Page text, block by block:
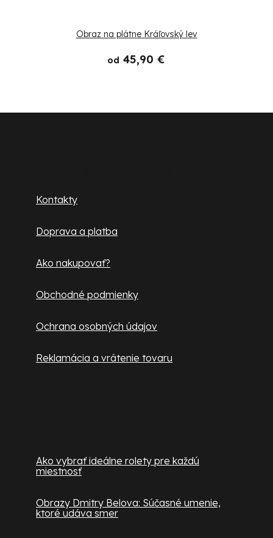
Obraz na plátne Kráľovský lev
od 45,90 €
Kontakty
Doprava a platba
Ako nakupovať?
Obchodné podmienky
Ochrana osobných údajov
Reklamácia a vrátenie tovaru
Ako vybrať ideálne rolety pre každú
miestnosť
Obrazy Dmitry Belova: Súčasné umenie,
ktoré udáva smer